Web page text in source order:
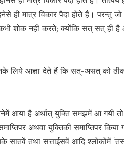
ही मात्र विकार पैदा होते हैं। परन्तु
कभी शोक नहीं करते; क्योंकि सत् सत्
लिये आज्ञा देते हैं कि सत्-असत् को ठीक
आया है अर्थात् युक्ति समझमें आ गयी तो
अथवा युक्तिकी समाप्तिपर
सातवें तथा सत्ताईसवें आदि श्लोकोंमें